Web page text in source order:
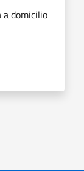
a domicilio
»